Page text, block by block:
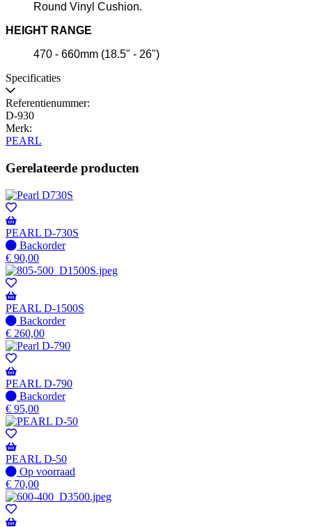
Round Vinyl Cushion.
HEIGHT RANGE
470 - 660mm (18.5" - 26")
Specificaties
Referentienummer:
D-930
Merk:
PEARL
Gerelateerde producten
PEARL D-730S
Niet
op
voorraad
-
Wordt
verzonden
wanneer
beschikbaar
Backorder
€ 90,00
PEARL D-1500S
Niet
op
voorraad
-
Wordt
verzonden
wanneer
beschikbaar
Backorder
€ 260,00
PEARL D-790
Niet
op
voorraad
-
Wordt
verzonden
wanneer
beschikbaar
Backorder
€ 95,00
PEARL D-50
Op
voorraad
Op voorraad
€ 70,00